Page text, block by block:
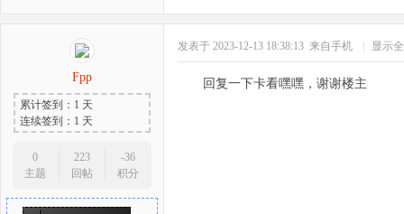
Fpp
累计签到：1 天
连续签到：1 天
0
主题
223
回帖
-36
积分
发表于 2023-12-13 18:38:13 来自手机 显示
回复一下卡看嘿嘿，谢谢楼主